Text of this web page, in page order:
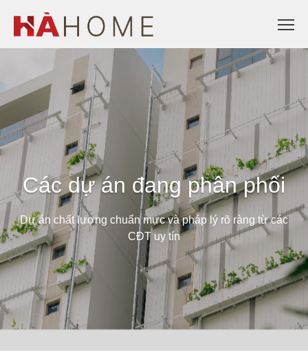
Các dự án đang phân phối
Dự án chất lượng chuẩn mực và pháp lý rõ ràng từ các
CĐT uy tín